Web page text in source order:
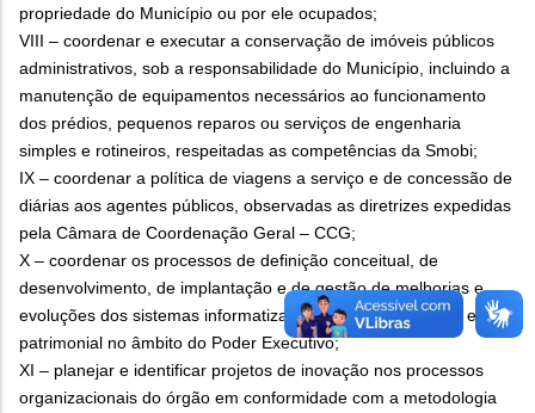
propriedade do Município ou por ele ocupados;
VIII – coordenar e executar a conservação de imóveis públicos
administrativos, sob a responsabilidade do Município, incluindo a
manutenção de equipamentos necessários ao funcionamento
dos prédios, pequenos reparos ou serviços de engenharia
simples e rotineiros, respeitadas as competências da Smobi;
IX – coordenar a política de viagens a serviço e de concessão de
diárias aos agentes públicos, observadas as diretrizes expedidas
pela Câmara de Coordenação Geral – CCG;
X – coordenar os processos de definição conceitual, de
desenvolvimento, de implantação e de gestão de melhorias e
evoluções dos sistemas informatizados de gestão logística e
patrimonial no âmbito do Poder Executivo;
XI – planejar e identificar projetos de inovação nos processos
organizacionais do órgão em conformidade com a metodologia